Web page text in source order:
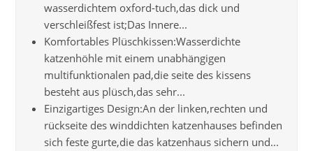
wasserdichtem oxford-tuch,das dick und
verschleißfest ist;Das Innere...
Komfortables Plüschkissen:Wasserdichte
katzenhöhle mit einem unabhängigen
multifunktionalen pad,die seite des kissens
besteht aus plüsch,das sehr...
Einzigartiges Design:An der linken,rechten und
rückseite des winddichten katzenhauses befinden
sich feste gurte,die das katzenhaus sichern und...